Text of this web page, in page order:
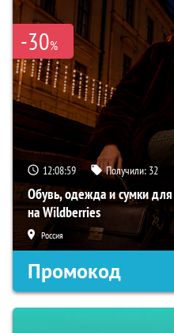
-30%
12:08:59 Получили: 32
Обувь, одежда и сумки
на Wildberries
Россия
Промокод